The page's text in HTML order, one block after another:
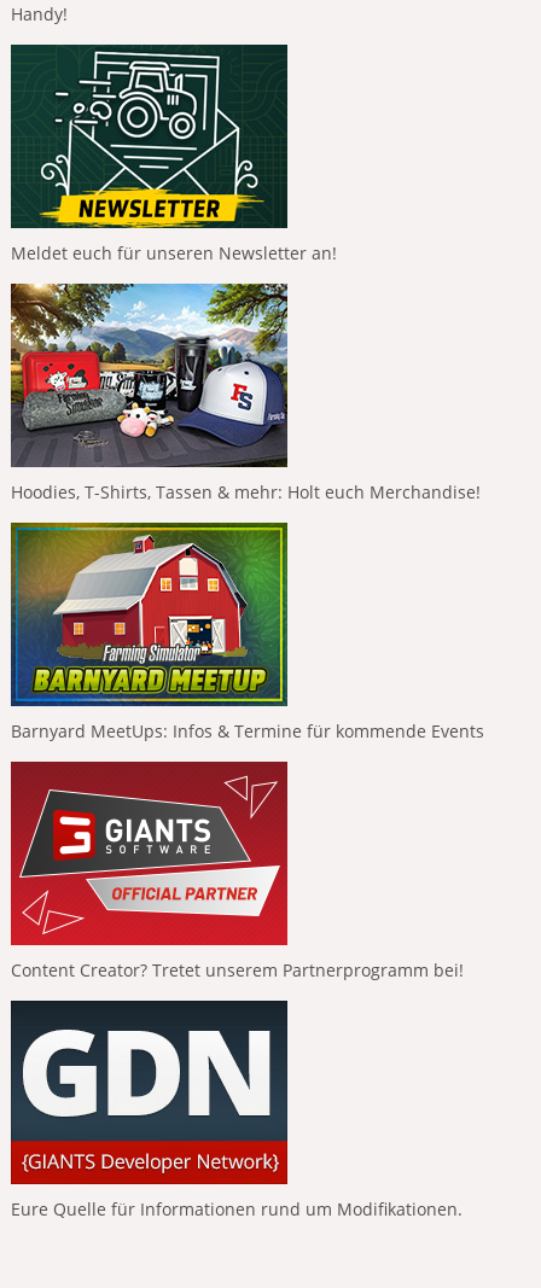
Handy!
Meldet euch für unseren Newsletter an!
Hoodies, T-Shirts, Tassen & mehr: Holt euch Merchandise!
Barnyard MeetUps: Infos & Termine für kommende Events
Content Creator? Tretet unserem Partnerprogramm bei!
Eure Quelle für Informationen rund um Modifikationen.